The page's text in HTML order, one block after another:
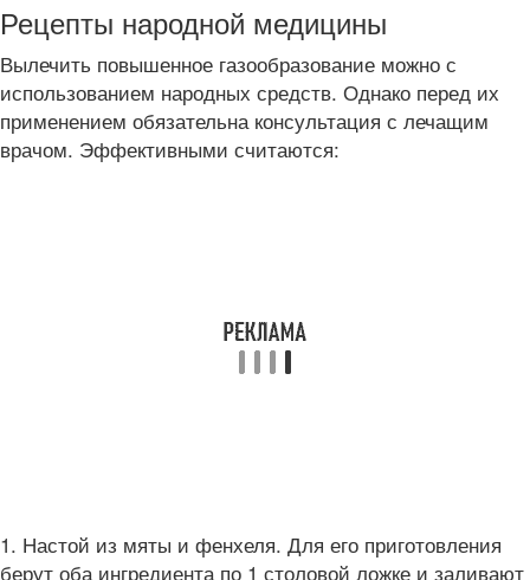
Рецепты народной медицины
Вылечить повышенное газообразование можно с
использованием народных средств. Однако перед их
применением обязательна консультация с лечащим
врачом. Эффективными считаются:
1. Настой из мяты и фенхеля. Для его приготовления
берут оба ингредиента по 1 столовой ложке и заливают